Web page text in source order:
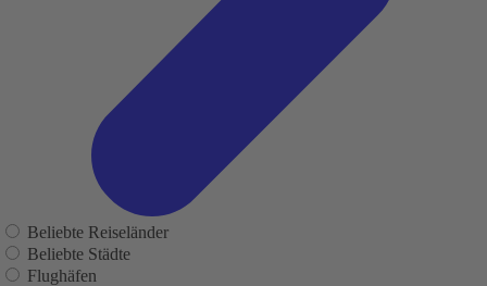
Beliebte Reiseländer
Beliebte Städte
Flughäfen